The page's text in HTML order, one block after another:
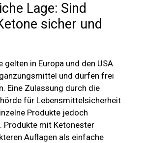
Lage: Sind
sicher und
gelten in Europa und den USA
und dürfen frei
Eine Zulassung durch die
für Lebensmittelsicherheit
Produkte jedoch
Produkte mit Ketonester
Auflagen als einfache